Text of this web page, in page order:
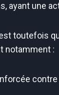
ayant une
toutefois
notamment :